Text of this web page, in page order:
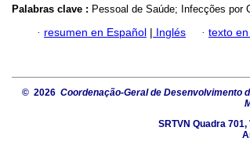
Palabras clave : Pessoal de Saúde; Infecções por
· resumen en Español Inglés · texto
© 2026 Coordenação-Geral de Desenvolvimento
SRTVN Quadra 701,